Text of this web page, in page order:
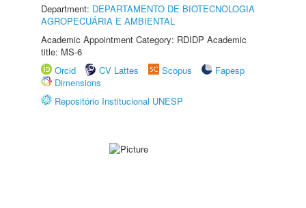
Department: DEPARTAMENTO DE BIOTECNOLOGIA
AGROPECUÁRIA E AMBIENTAL
Academic Appointment Category: RDIDP Academic
title: MS-6
Orcid
CV Lattes Scopus
Fapesp
Dimensions
Repositório Institucional UNESP